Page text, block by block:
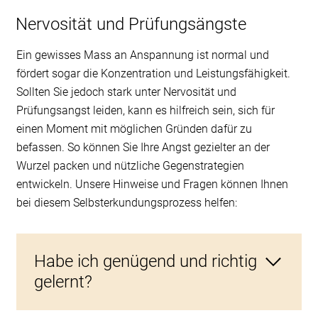
Freie Tage
Dauer: 1-2 Tage
Nach mehreren Arbeitstagen
Erholung, intensive Entspannung
Urlaubszeit
Dauer: 1-XXL Wochen
Nach umfangreicher oder sehr langer Arbeit
Erholung, vollkommene Entspannung
gemacht», Carl-Auer, 2006: 116.
übertragen.
Nervosität und Prüfungsängste
Ein gewisses Mass an Anspannung ist normal und
fördert sogar die Konzentration und Leistungsfähigkeit.
Sollten Sie jedoch stark unter Nervosität und
Prüfungsangst leiden, kann es hilfreich sein, sich für
einen Moment mit möglichen Gründen dafür zu
befassen. So können Sie Ihre Angst gezielter an der
Wurzel packen und nützliche Gegenstrategien
entwickeln. Unsere Hinweise und Fragen können Ihnen
bei diesem Selbsterkundungsprozess helfen:
Habe ich genügend und richtig
gelernt?